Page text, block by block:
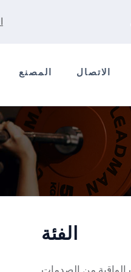
المصنع الاتصال
الفئة